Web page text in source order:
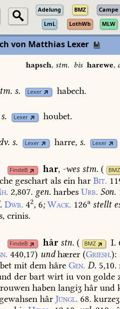
Adelung BMZ Campe
LmL
LothWb MLW
von Matthias Lexer
hapsch, stm. bis harewe,
s. Lexer habech.
s. Lexer houbet.
s. Lexer harre, s. Lexer
FindeB har, -wes stm. ( BMZ
geschart als ein har Bit.
2,807. gen. harbes Urb. Son.
Dwb. 42, 6; Wack. 126a stellt
crinis.
FindeB hâr stn. ( BMZ I.
440,17) undhærer (Griesh.):
mit dem hâre Gen. D. 5,10.
der bart wirt iu von golde
haben langiʒ hâr und
gewahsen hâr Jüngl. 68. kurzeʒ